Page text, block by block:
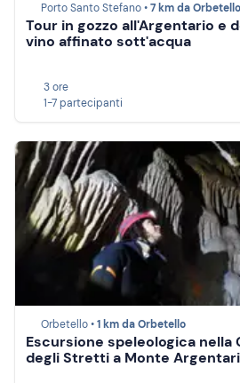
Porto Santo Stefano •7 km da Orbetello
Tour in gozzo all'Argentario e
vino affinato sott'acqua
3 ore
1-7 partecipanti
Orbetello •1 km da Orbetello
Escursione speleologica nella
degli Stretti a Monte